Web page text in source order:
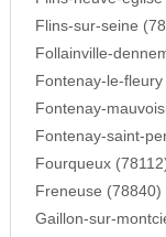
Flins-sur-seine
Follainville-
Fontenay-le-
Fontenay-
Fontenay-saint-
Fourqueux
Freneuse (78840)
Gaillon-sur-